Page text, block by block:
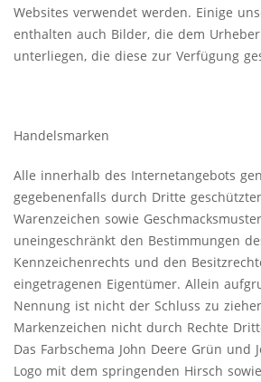
Websites verwendet werden. Einige
enthalten auch Bilder, die dem
unterliegen, die diese zur Verfügung
Handelsmarken
Alle innerhalb des Internetangebots
gegebenenfalls durch Dritte
Warenzeichen sowie
uneingeschränkt den Bestimmungen
Kennzeichenrechts und den
eingetragenen Eigentümer. Allein
Nennung ist nicht der Schluss zu
Markenzeichen nicht durch Rechte
Das Farbschema John Deere Grün und
Logo mit dem springenden Hirsch